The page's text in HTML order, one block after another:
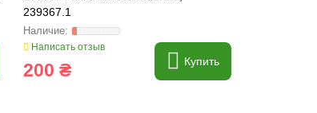
239367.1
Написать отзыв
200 ₴ Купить